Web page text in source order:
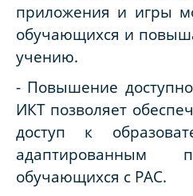
приложения и игры
обучающихся и
учению.
- Повышение
ИКТ позволяет
доступ к
адаптированным
обучающихся с РАС.